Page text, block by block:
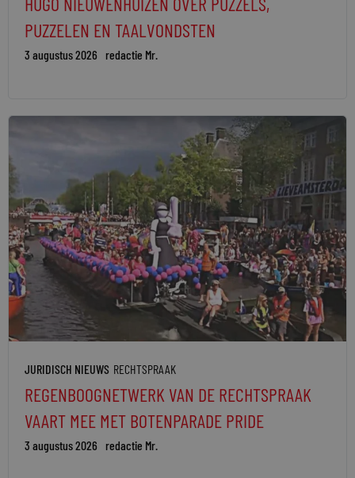
PUZZELEN EN TAALVONDSTEN
3 augustus 2026 redactie Mr.
JURIDISCH NIEUWS RECHTSPRAAK
REGENBOOGNETWERK VAN DE RECHTSPRAAK
VAART MEE MET BOTENPARADE PRIDE
3 augustus 2026 redactie Mr.